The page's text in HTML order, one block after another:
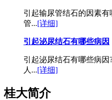
引起输尿管结石的因素
管...[详细]
引起泌尿结石有哪些病因
引起泌尿结石有哪些病
人...[详细]
桂大简介